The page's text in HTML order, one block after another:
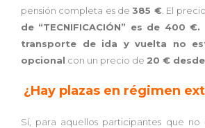
pensión completa es de 385 €. El
de “TECNIFICACIÓN” es de 400 €.
transporte de ida y vuelta no
opcional con un precio de 20 €
¿Hay plazas en régimen
Sí, para aquellos participantes que no